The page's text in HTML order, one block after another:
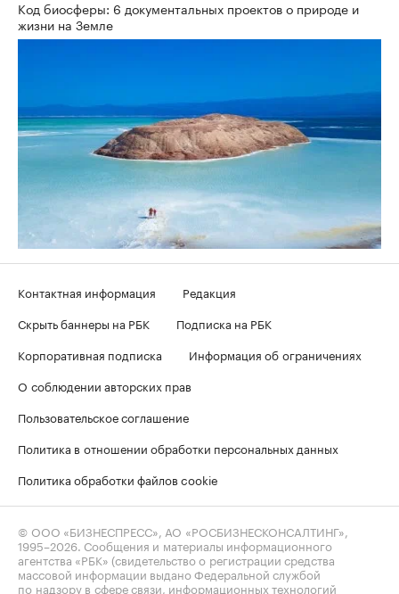
Код биосферы: 6 документальных проектов о природе и
жизни на Земле
Контактная информация
Редакция
Скрыть баннеры на РБК
Подписка на РБК
Корпоративная подписка
Информация об ограничениях
О соблюдении авторских прав
Пользовательское соглашение
Политика в отношении обработки персональных данных
Политика обработки файлов cookie
© ООО «БИЗНЕСПРЕСС», АО «РОСБИЗНЕСКОНСАЛТИНГ»,
1995–2026 . Сообщения и материалы информационного
агентства «РБК» (свидетельство о регистрации средства
массовой информации выдано Федеральной службой
по надзору в сфере связи, информационных технологий